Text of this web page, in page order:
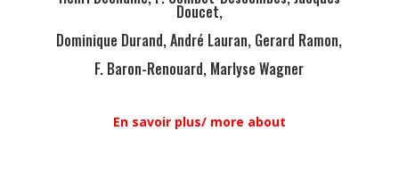
Doucet,
Dominique Durand, André Lauran, Gerard Ramon,
F. Baron-Renouard, Marlyse Wagner
En savoir plus/ more about